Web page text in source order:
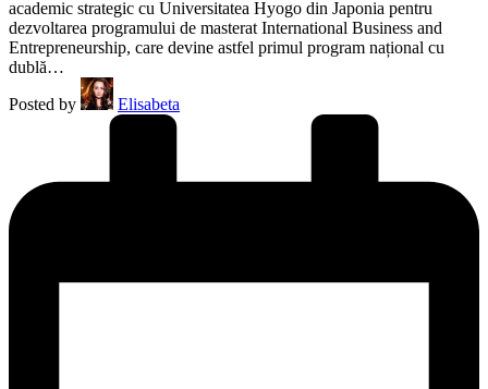
academic strategic cu Universitatea Hyogo din Japonia pentru
dezvoltarea programului de masterat International Business and
Entrepreneurship, care devine astfel primul program național cu
dublă…
Posted by
Elisabeta